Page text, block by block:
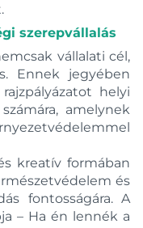
szerepvállalás
vállalati cél,
Ennek jegyében
helyi
amelynek
kreatív formában
és
fontosságára. A
– Ha én lennék a